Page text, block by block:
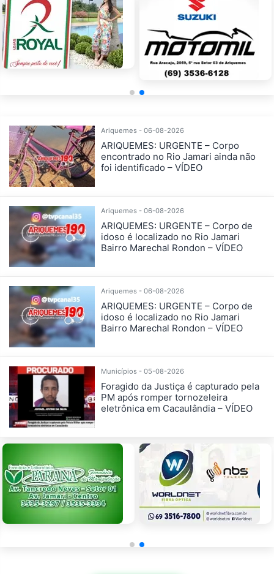
Ariquemes - 06-08-2026
ARIQUEMES: URGENTE – Corpo
encontrado no Rio Jamari ainda não
foi identificado – VÍDEO
Ariquemes - 06-08-2026
ARIQUEMES: URGENTE – Corpo de
idoso é localizado no Rio Jamari
Bairro Marechal Rondon – VÍDEO
Ariquemes - 06-08-2026
ARIQUEMES: URGENTE – Corpo de
idoso é localizado no Rio Jamari
Bairro Marechal Rondon – VÍDEO
Municípios - 05-08-2026
Foragido da Justiça é capturado pela
PM após romper tornozeleira
eletrônica em Cacaulândia – VÍDEO